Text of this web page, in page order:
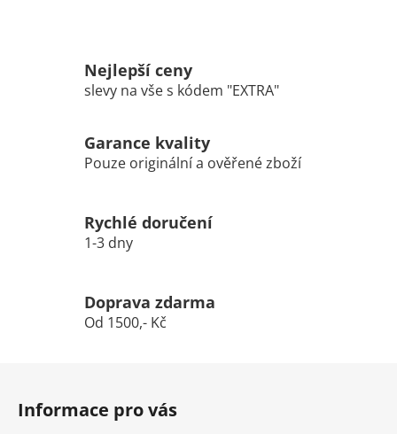
Nejlepší ceny
slevy na vše s kódem "EXTRA"
Garance kvality
Pouze originální a ověřené zboží
Rychlé doručení
1-3 dny
Doprava zdarma
Od 1500,- Kč
Informace pro vás